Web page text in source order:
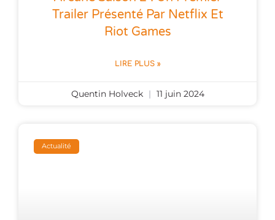
Trailer Présenté Par Netflix Et
Riot Games
LIRE PLUS »
Quentin Holveck 11 juin 2024
Actualité